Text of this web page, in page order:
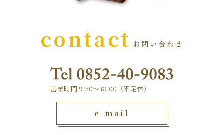
contact お問い合わせ
営業時間 9:30～18:00（不定休）
e-mail